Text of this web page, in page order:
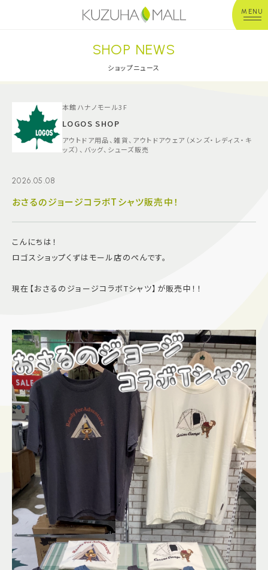
MENU
年中無休平 日：10:00~20:00
※店舗により異なる
ショップガイド
グルメ＆フード
施設案内
よくあるご質問
スタッフ募集
サイトマップ
プライバシーポリシー
Follow US
SHOP NEWS
ショップニュース
本館ハナノモール3F
LOGOS SHOP
アウトドア用品、雑貨、アウトドアウェア（メンズ・レディス・キ
ッズ）、バッグ、シューズ販売
2026.05.08
おさるのジョージコラボTシャツ販売中！
こんにちは！
ロゴスショップくずはモール店のぺんです。
現在【おさるのジョージコラボTシャツ】が販売中！！